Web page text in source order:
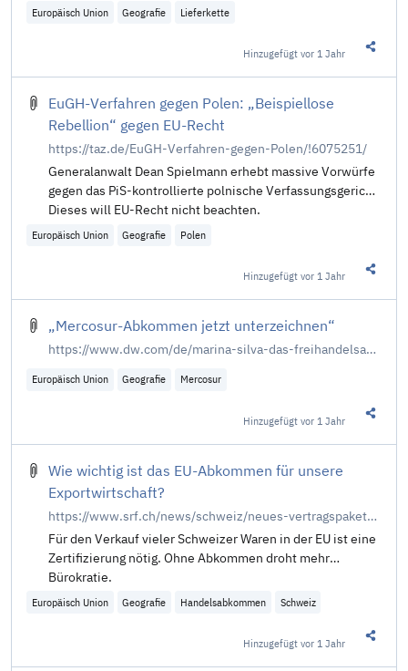
Europäisch Union Geografie Lieferkette
Hinzugefügtvor 1 Jahr
EuGH-Verfahren gegen Polen: „Beispiellose
Rebellion“ gegen EU-Recht
https://taz.de/EuGH-Verfahren-gegen-Polen/!6075251/
Generalanwalt Dean Spielmann erhebt massive Vorwürfe
gegen das PiS-kontrollierte polnische Verfassungsgericht.
Dieses will EU-Recht nicht beachten.
Europäisch Union Geografie Polen
Hinzugefügtvor 1 Jahr
„Mercosur-Abkommen jetzt unterzeichnen“
https://www.dw.com/de/marina-silva-das-freihandelsabkommen-eu-mercosur-sollte-jetzt-unterzeichnet-werden/a-66775345?maca=de-rss-de-all-1119-rdf
Europäisch Union Geografie Mercosur
Hinzugefügtvor 1 Jahr
Wie wichtig ist das EU-Abkommen für unsere
Exportwirtschaft?
https://www.srf.ch/news/schweiz/neues-vertragspaket-wie-wichtig-ist-das-eu-abkommen-fuer-unsere-exportwirtschaft
Für den Verkauf vieler Schweizer Waren in der EU ist eine
Zertifizierung nötig. Ohne Abkommen droht mehr
Bürokratie.
Europäisch Union Geografie Handelsabkommen Schweiz
Hinzugefügtvor 1 Jahr